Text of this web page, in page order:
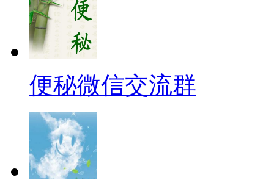
便秘微信交流群